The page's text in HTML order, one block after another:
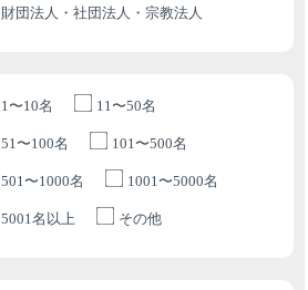
財団法人・社団法人・宗教法人
1〜10名 11〜50名
51〜100名 101〜500名
501〜1000名 1001〜5000名
5001名以上 その他